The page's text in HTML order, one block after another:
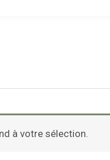
à votre sélection.